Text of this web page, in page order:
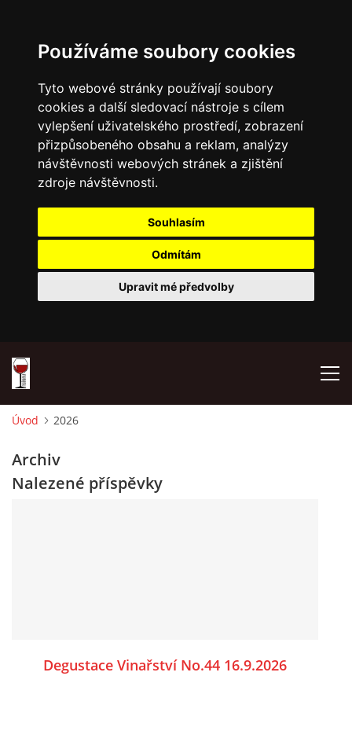
Používáme soubory cookies
Tyto webové stránky používají soubory
cookies a další sledovací nástroje s cílem
vylepšení uživatelského prostředí, zobrazení
přizpůsobeného obsahu a reklam, analýzy
návštěvnosti webových stránek a zjištění
zdroje návštěvnosti.
Souhlasím
Odmítám
Upravit mé předvolby
NAŠE SÝRY A DELIKATESY
FOTOALBUM
Úvod 2026
Archiv
Nalezené příspěvky
Degustace Vinařství No.44 16.9.2026